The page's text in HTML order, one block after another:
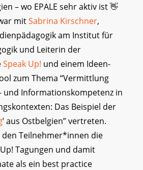
– wo EPALE sehr aktiv ist 👋
mitSabrina Kirschner,
am Institut für
und Leiterin der
Speak Up! und einem Ideen-
zum Thema “Vermittlung
und Informationskompetenz in
Das Beispiel der
’ aus Ostbelgien” vertreten.
Teilnehmer*innen die
Tagungen und damit
als ein best practice